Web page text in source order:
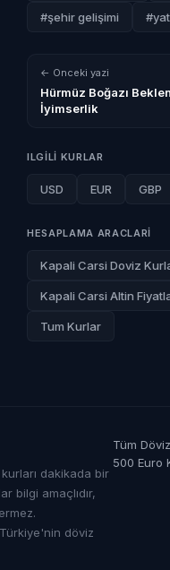
#şehir gelişimi
← Onceki yazi
Hürmüz Boğazı
İyimserlik
ILGILI KURLAR
USD EUR GBP
HESAPLAMA ARACLARI
Kapali Carsi Doviz
Kapali Carsi Altin
Tum Kurlar
dakikada bir
bilgi amaçlıdır,
döviz
Tüm
500 Euro